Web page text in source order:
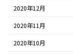
2020年12月
2020年11月
2020年10月